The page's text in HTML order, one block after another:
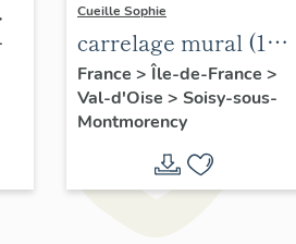
Cueille Sophie
carrelage mural (10)
La Rue ; Le
Boulevard ;
Danseurs et
Patineurs ; Vols
d'oiseaux ; Jeux
France > Île-de-France >
Val-d'Oise > Soisy-sous-
Montmorency